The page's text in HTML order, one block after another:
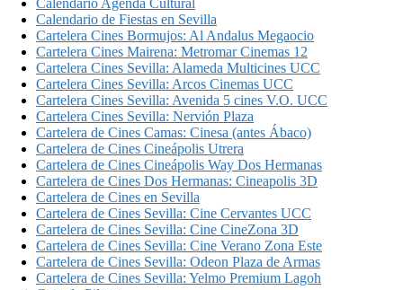
Calendario de Fiestas en Sevilla
Cartelera Cines Bormujos: Al Andalus Megaocio
Cartelera Cines Mairena: Metromar Cinemas 12
Cartelera Cines Sevilla: Alameda Multicines UCC
Cartelera Cines Sevilla: Arcos Cinemas UCC
Cartelera Cines Sevilla: Avenida 5 cines V.O. UCC
Cartelera Cines Sevilla: Nervión Plaza
Cartelera de Cines Camas: Cinesa (antes Ábaco)
Cartelera de Cines Cineápolis Utrera
Cartelera de Cines Cineápolis Way Dos Hermanas
Cartelera de Cines Dos Hermanas: Cineapolis 3D
Cartelera de Cines en Sevilla
Cartelera de Cines Sevilla: Cine Cervantes UCC
Cartelera de Cines Sevilla: Cine CineZona 3D
Cartelera de Cines Sevilla: Cine Verano Zona Este
Cartelera de Cines Sevilla: Odeon Plaza de Armas
Cartelera de Cines Sevilla: Yelmo Premium Lagoh